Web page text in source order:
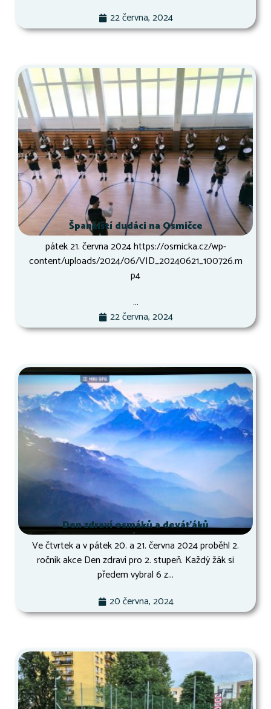
22 června, 2024
Španělští dudáci na Osmičce
pátek 21. června 2024 https://osmicka.cz/wp-
content/uploads/2024/06/VID_20240621_100726.m
p4
...
22 června, 2024
Den zdraví osmáků a deváťáků
Ve čtvrtek a v pátek 20. a 21. června 2024 proběhl 2.
ročník akce Den zdraví pro 2. stupeň. Každý žák si
předem vybral 6 z...
20 června, 2024